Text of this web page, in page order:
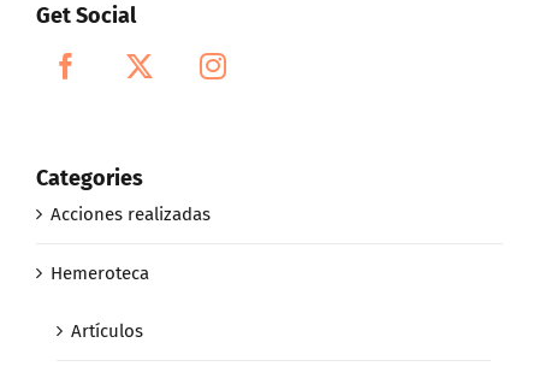
Get Social
Categories
Acciones realizadas
Hemeroteca
Artículos